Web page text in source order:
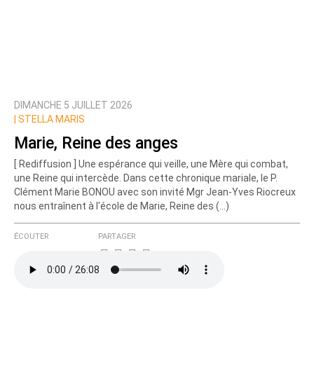
DIMANCHE 5 JUILLET 2026
STELLA MARIS
Marie, Reine des anges
[ Rediffusion ] Une espérance qui veille, une Mère qui combat,
une Reine qui intercède. Dans cette chronique mariale, le P.
Clément Marie BONOU avec son invité Mgr Jean-Yves Riocreux
nous entraînent à l'école de Marie, Reine des (…)
ÉCOUTER PARTAGER